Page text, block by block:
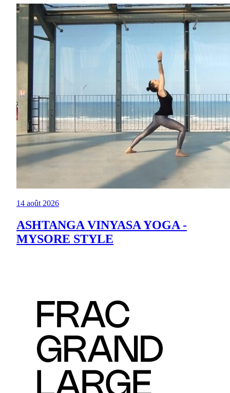
14 août 2026
ASHTANGA VINYASA YOGA -
MYSORE STYLE